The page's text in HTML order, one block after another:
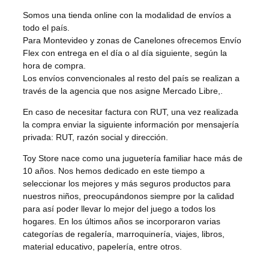
Somos una tienda online con la modalidad de envíos a
todo el país.
Para Montevideo y zonas de Canelones ofrecemos Envío
Flex con entrega en el día o al día siguiente, según la
hora de compra.
Los envíos convencionales al resto del país se realizan a
través de la agencia que nos asigne Mercado Libre,.
En caso de necesitar factura con RUT, una vez realizada
la compra enviar la siguiente información por mensajería
privada: RUT, razón social y dirección.
Toy Store nace como una juguetería familiar hace más de
10 años. Nos hemos dedicado en este tiempo a
seleccionar los mejores y más seguros productos para
nuestros niños, preocupándonos siempre por la calidad
para así poder llevar lo mejor del juego a todos los
hogares. En los últimos años se incorporaron varias
categorías de regalería, marroquinería, viajes, libros,
material educativo, papelería, entre otros.